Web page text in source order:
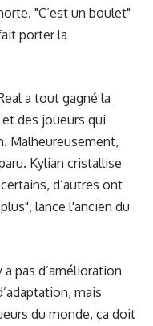
"C’est un boulet"
porter la
a tout gagné la
des joueurs qui
Malheureusement,
Kylian cristallise
d’autres ont
lance l'ancien du
a pas d’amélioration
mais
du monde, ça doit